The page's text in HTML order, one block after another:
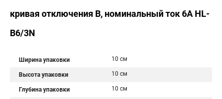
кривая отключения B, номинальный ток 6А HL-
B6/3N
Ширина упаковки 10 см
Высота упаковки 10 см
Глубина упаковки 10 см